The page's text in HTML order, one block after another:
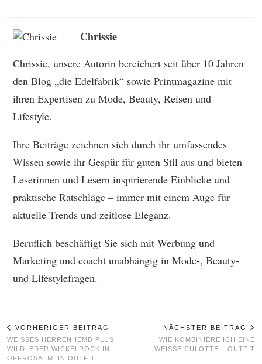
Chrissie
Chrissie, unsere Autorin bereichert seit über 10 Jahren
den Blog „die Edelfabrik“ sowie Printmagazine mit
ihren Expertisen zu Mode, Beauty, Reisen und
Lifestyle.
Ihre Beiträge zeichnen sich durch ihr umfassendes
Wissen sowie ihr Gespür für guten Stil aus und bieten
Leserinnen und Lesern inspirierende Einblicke und
praktische Ratschläge – immer mit einem Auge für
aktuelle Trends und zeitlose Eleganz.
Beruflich beschäftigt Sie sich mit Werbung und
Marketing und coacht unabhängig in Mode-, Beauty-
und Lifestylefragen.
VORHERIGER BEITRAG
WEISSES HERRENHEMD PLUS W
ILDLEDER WICKELROCK IN O
FFROSA. MEIN OUTFIT.
NÄCHSTER BEITRAG
WIE KOMBINIERE ICH EINE
WEISSE CULOTTE – OUTFIT